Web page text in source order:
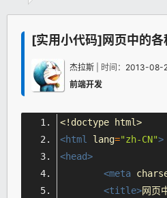
[实用小代码]网页中的
杰拉斯 | 时间： 2013-08-
前端开发
<!doctype html>
<html
lang="zh-CN">
<head>
<meta
<title>网页